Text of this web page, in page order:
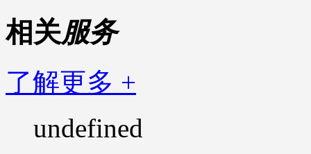
相关服务
了解更多 +
undefined